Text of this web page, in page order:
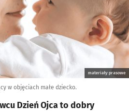
materiały prasowe
w objęciach małe dziecko.
Dzień Ojca to dobry